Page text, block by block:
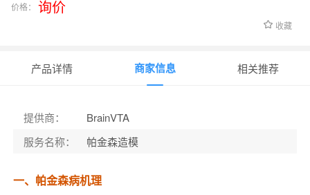
价格： 询价
收藏
产品详情 商家信息 相关推荐
提供商：
BrainVTA
服务名称： 帕金森造模
一、帕金森病机理